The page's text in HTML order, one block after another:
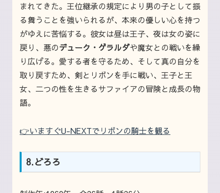
まれてきた。王位継承の規定により男の子として振
る舞うことを強いられるが、本来の優しい心を持つ
がゆえに苦悩する。彼女は昼は王子、夜は女の姿に
戻り、悪のデューク・ゲラルダや魔女との戦いを繰
り広げる。愛する者を守るため、そして真の自分を
取り戻すため、剣とリボンを手に戦い、王子と王
女、二つの性を生きるサファイアの冒険と成長の物
語。
👉いますぐU-NEXTでリボンの騎士を観る
8.どろろ